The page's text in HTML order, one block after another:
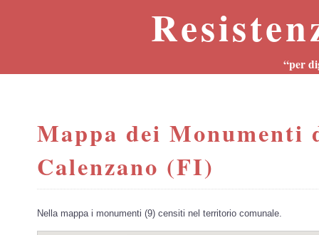
“per
Mappa dei Monumenti
Calenzano (FI)
Nella mappa i monumenti (9) censiti nel territorio comunale.